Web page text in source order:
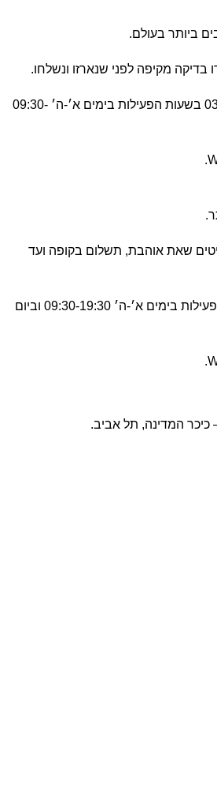
ביותר בעולם.
מקיפה לפני שנארזו ונשלחו.
כל שאלה לגבי איכות ואחריות המוצרים, בטלפון 03-6480910 בשעות הפעילות בימים א׳-ה׳ 09:30-
שאת אוהבת, תשלום בקופה ועד
בשבילכן לכל שאלה ובקשה בטלפון 03-6480910 בשעות הפעילות בימים א׳-ה׳ 09:30-19:30 וביום